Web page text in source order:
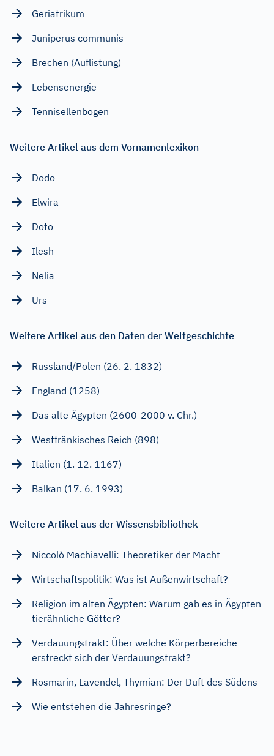
Geriatrikum
Juniperus communis
Brechen (Auflistung)
Lebensenergie
Tennisellenbogen
Weitere Artikel aus dem Vornamenlexikon
Dodo
Elwira
Doto
Ilesh
Nelia
Urs
Weitere Artikel aus den Daten der Weltgeschichte
Russland/Polen (26. 2. 1832)
England (1258)
Das alte Ägypten (2600-2000 v. Chr.)
Westfränkisches Reich (898)
Italien (1. 12. 1167)
Balkan (17. 6. 1993)
Weitere Artikel aus der Wissensbibliothek
Niccolò Machiavelli: Theoretiker der Macht
Wirtschaftspolitik: Was ist Außenwirtschaft?
Religion im alten Ägypten: Warum gab es in Ägypten
tierähnliche Götter?
Verdauungstrakt: Über welche Körperbereiche
erstreckt sich der Verdauungstrakt?
Rosmarin, Lavendel, Thymian: Der Duft des Südens
Wie entstehen die Jahresringe?